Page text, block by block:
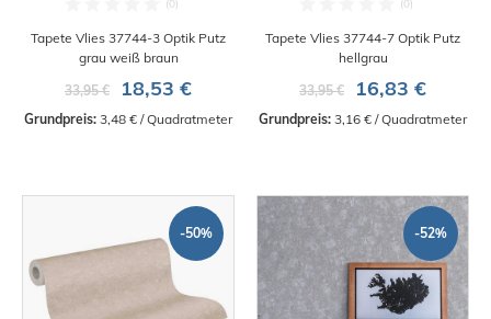
Tapete Vlies 37744-3 Optik Putz
grau weiß braun
33,95 €
18,53 €
Grundpreis: 3,48 € / Quadratmeter
Tapete Vlies 37744-7 Optik Putz
hellgrau
33,95 €
16,83 €
Grundpreis: 3,16 € / Quadratmeter
-50% -52%